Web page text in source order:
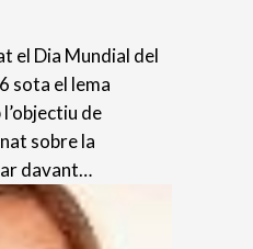
el Dia Mundial del
sota el lema
l’objectiu de
sobre la
davant…